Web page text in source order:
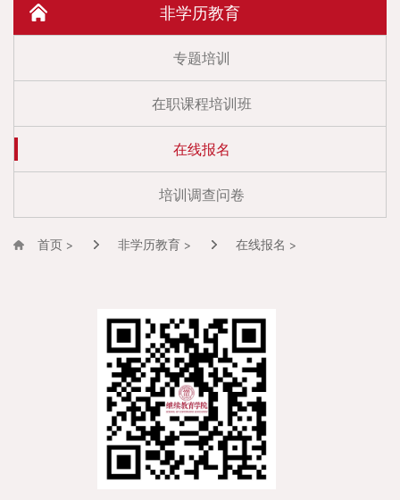
非学历教育
专题培训
在职课程培训班
在线报名
培训调查问卷
首页 > 非学历教育 > 在线报名 >